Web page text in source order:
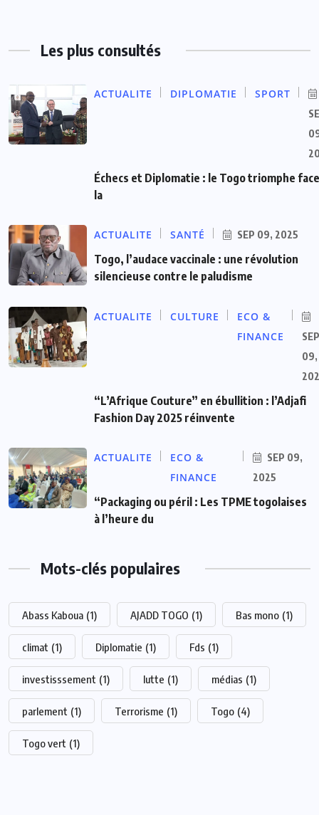
Les plus consultés
ACTUALITE DIPLOMATIE SPORT
Échecs et Diplomatie : le Togo triomphe
la
ACTUALITE SANTÉ SEP 09, 2025
Togo, l’audace vaccinale : une révolution
silencieuse contre le paludisme
ACTUALITE CULTURE
ECO &
FINANCE
SEP
09,
“L’Afrique Couture” en ébullition : l’Adjafi
Fashion Day 2025 réinvente
ACTUALITE
ECO &
FINANCE
SEP 09,
2025
“Packaging ou péril : Les TPME togolaises
à l’heure du
Mots-clés populaires
Abass Kaboua (1) AJADD TOGO (1) Bas mono (1)
climat (1) Diplomatie (1) Fds (1)
investisssement (1) lutte (1) médias (1)
parlement (1) Terrorisme (1) Togo (4)
Togo vert (1)